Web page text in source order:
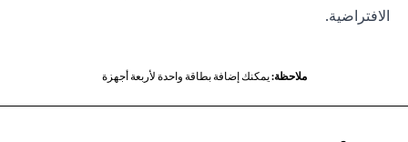
الافتراضية.
ملاحظة:يمكنك إضافة بطاقة واحدة لأربعة أجهزة